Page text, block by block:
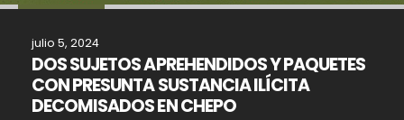
julio 5, 2024
DOS SUJETOS APREHENDIDOS Y PAQUETES
CON PRESUNTA SUSTANCIA ILÍCITA
DECOMISADOS EN CHEPO